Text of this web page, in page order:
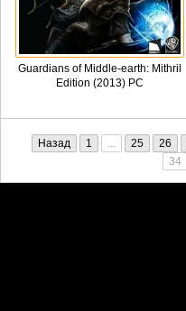
Guardians of Middle-earth: Mithril
Edition (2013) PC
Назад 1 ... 25 26
34